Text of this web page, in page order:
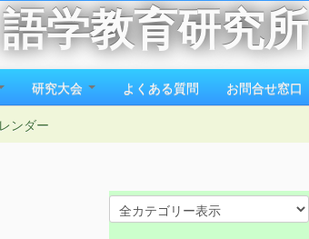
語学教育研究所
研究大会 よくある質問 お問合せ窓口
ンダー